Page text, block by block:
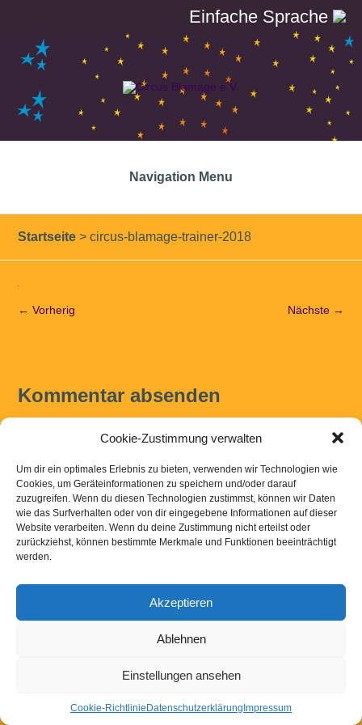
Cookie-Zustimmung verwalten
Um dir ein optimales Erlebnis zu bieten, verwenden wir Technologien wie
Cookies, um Geräteinformationen zu speichern und/oder darauf
zuzugreifen. Wenn du diesen Technologien zustimmst, können wir Daten
wie das Surfverhalten oder von dir eingegebene Informationen auf dieser
Website verarbeiten. Wenn du deine Zustimmung nicht erteilst oder
zurückziehst, können bestimmte Merkmale und Funktionen beeinträchtigt
werden.
Akzeptieren
Ablehnen
Einstellungen ansehen
Cookie-Richtlinie Datenschutzerklärung Impressum
Einfache Sprache
Navigation Menu
Startseite > circus-blamage-trainer-2018
← Vorherig Nächste →
Kommentar absenden
angemeldetsein, um einen Kommentar abzugeben.
Kontakt|Links|Downloads|ImpressumDatenschutzerklaerung
Powered byWordPress